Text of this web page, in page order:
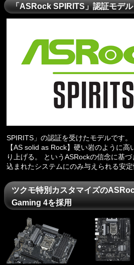
「ASRock SPIRITS」認証モデル
SPIRITS」の認証を受けたモデルです。
【AS solid as Rock】硬い岩のように
り上げる。 というASRockの信念に基
込まれたシステムにのみ与えられる安定
ツクモ特別カスタマイズの
Gaming 4を採用